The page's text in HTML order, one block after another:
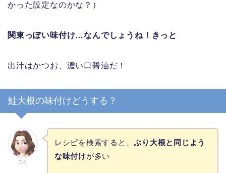
かった設定なのかな？）
関東っぽい味付け…なんでしょうね！きっと
出汁はかつお、濃い口醤油だ！
鮭大根の味付けどうする？
ユキ
レシピを検索すると、ぶり大根と同じよう
な味付けが多い